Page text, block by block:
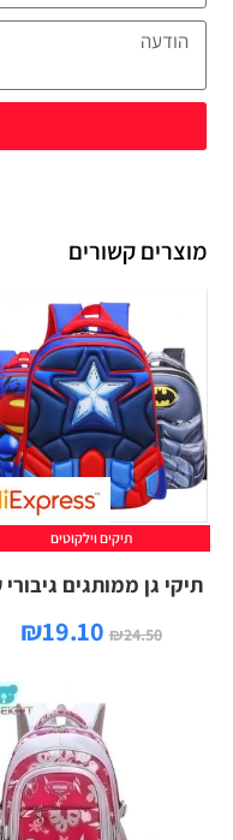
מוצרים קשורים
תיקים וילקוטים
תיקי גן ממותגים
₪24.50
₪19.10